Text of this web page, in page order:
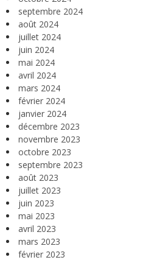
septembre 2024
août 2024
juillet 2024
juin 2024
mai 2024
avril 2024
mars 2024
février 2024
janvier 2024
décembre 2023
novembre 2023
octobre 2023
septembre 2023
août 2023
juillet 2023
juin 2023
mai 2023
avril 2023
mars 2023
février 2023